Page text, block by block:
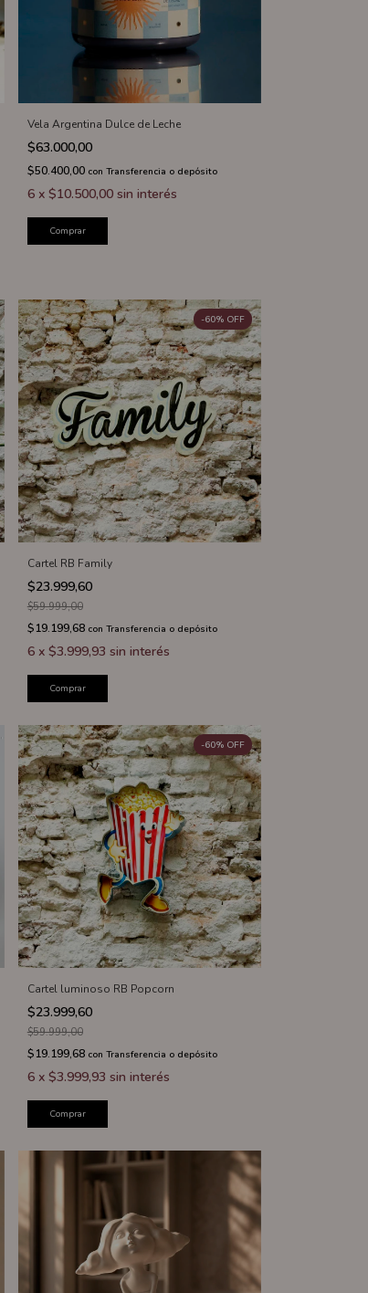
Vela Argentina Dulce de Leche
$63.000,00
$50.400,00 con Transferencia o depósito
6 x $10.500,00 sin interés
Comprar
Cartel RB Family
$23.999,60
-60% OFF
$59.999,00
$19.199,68 con Transferencia o depósito
6 x $3.999,93 sin interés
Comprar
Cartel luminoso RB Popcorn
$23.999,60
-60% OFF
$59.999,00
$19.199,68 con Transferencia o depósito
6 x $3.999,93 sin interés
Comprar